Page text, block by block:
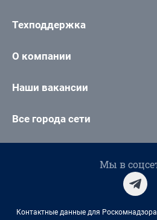
Техподдержка
О компании
Наши вакансии
Все города сети
Мы в
Контактные данные для